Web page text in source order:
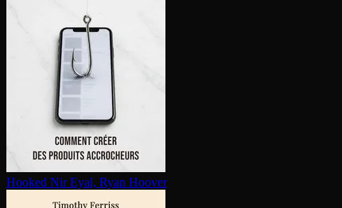
Hooked Nir Eyal, Ryan Hoover